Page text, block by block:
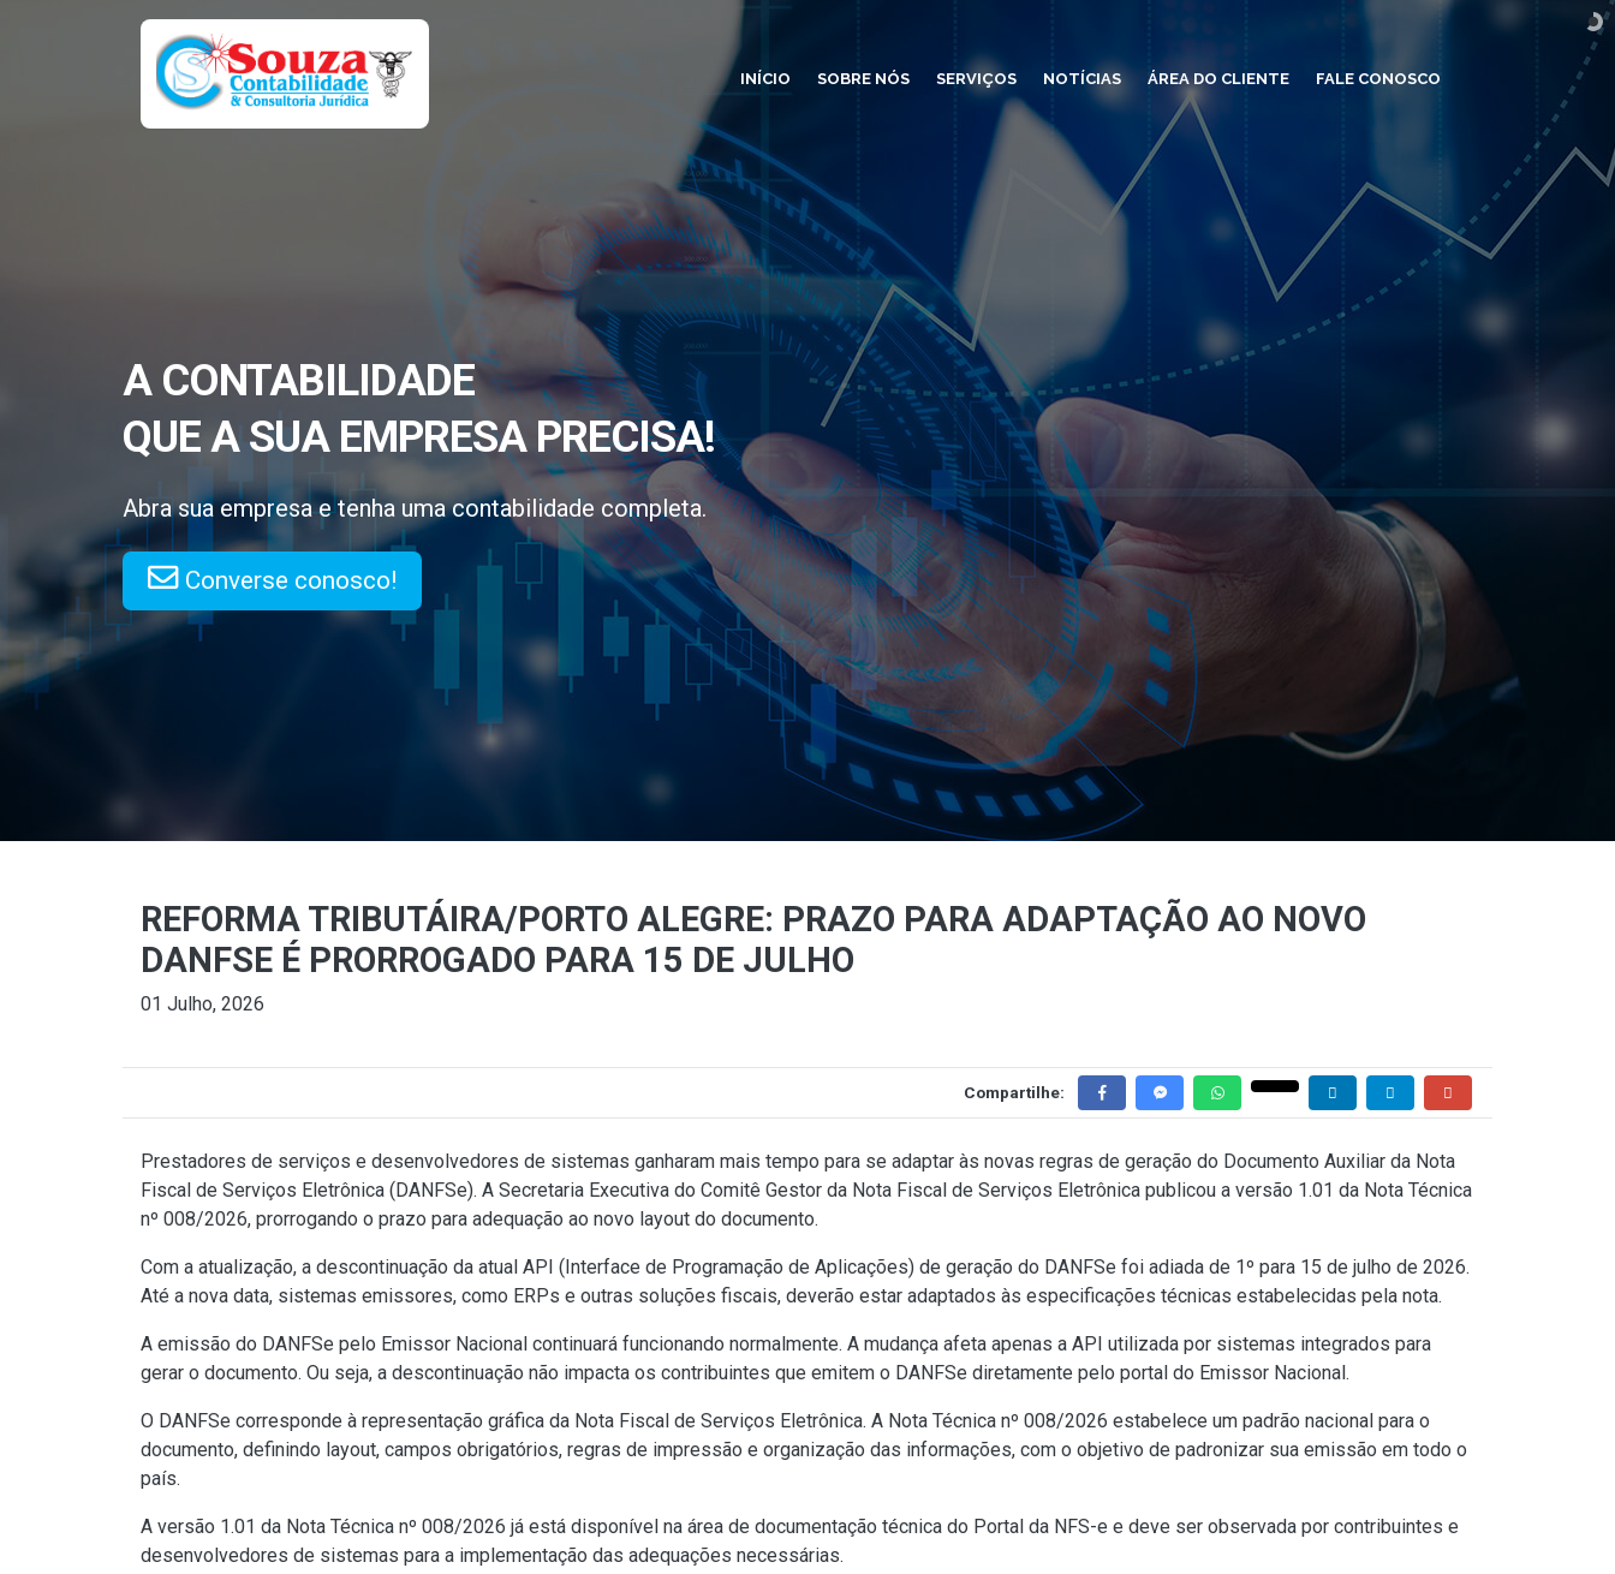
INÍCIO SOBRE NÓS SERVIÇOS NOTÍCIAS ÁREA DO CLIENTE FALE CONOSCO
A CONTABILIDADE
QUE A SUA EMPRESA PRECISA!
Abra sua empresa e tenha uma contabilidade completa.
Converse conosco!
REFORMA TRIBUTÁIRA/PORTO ALEGRE: PRAZO PARA ADAPTAÇÃO AO NOVO
DANFSE É PRORROGADO PARA 15 DE JULHO
01 Julho, 2026
Compartilhe:
Prestadores de serviços e desenvolvedores de sistemas ganharam mais tempo para se adaptar às novas regras de geração do Documento Auxiliar da Nota
Fiscal de Serviços Eletrônica (DANFSe). A Secretaria Executiva do Comitê Gestor da Nota Fiscal de Serviços Eletrônica publicou a versão 1.01 da Nota Técnica
nº 008/2026, prorrogando o prazo para adequação ao novo layout do documento.
Com a atualização, a descontinuação da atual API (Interface de Programação de Aplicações) de geração do DANFSe foi adiada de 1º para 15 de julho de 2026.
Até a nova data, sistemas emissores, como ERPs e outras soluções fiscais, deverão estar adaptados às especificações técnicas estabelecidas pela nota.
A emissão do DANFSe pelo Emissor Nacional continuará funcionando normalmente. A mudança afeta apenas a API utilizada por sistemas integrados para
gerar o documento. Ou seja, a descontinuação não impacta os contribuintes que emitem o DANFSe diretamente pelo portal do Emissor Nacional.
O DANFSe corresponde à representação gráfica da Nota Fiscal de Serviços Eletrônica. A Nota Técnica nº 008/2026 estabelece um padrão nacional para o
documento, definindo layout, campos obrigatórios, regras de impressão e organização das informações, com o objetivo de padronizar sua emissão em todo o
país.
A versão 1.01 da Nota Técnica nº 008/2026 já está disponível na área de documentação técnica do Portal da NFS-e e deve ser observada por contribuintes e
desenvolvedores de sistemas para a implementação das adequações necessárias.